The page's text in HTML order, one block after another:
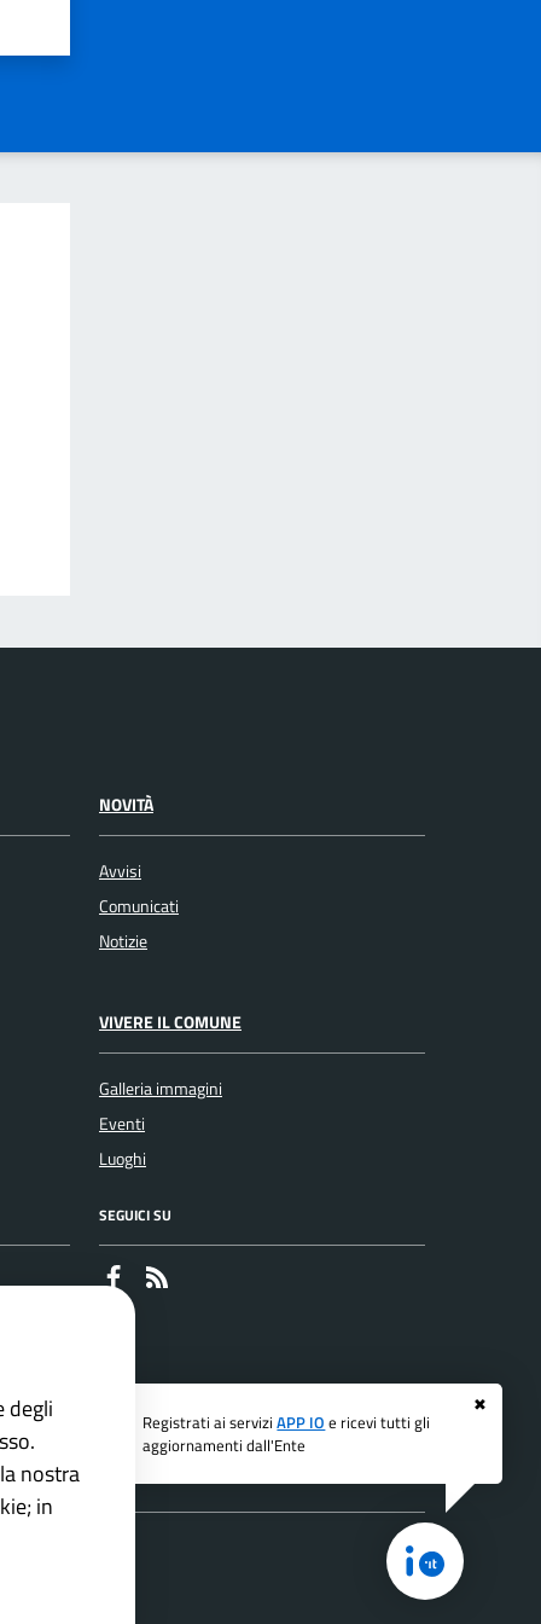
✖
Registrati ai serviziAPP IO e ricevi tutti gli
aggiornamenti dall'Ente
NOVITÀ
Avvisi
Comunicati
Notizie
VIVERE IL COMUNE
Galleria immagini
Eventi
Luoghi
SEGUICI SU
Faceboook
degli
nostra
in